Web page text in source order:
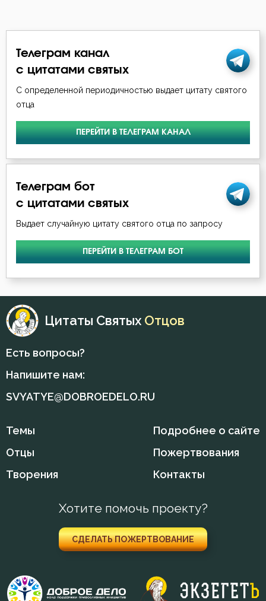
Телеграм канал
с цитатами святых
С определенной периодичностью выдает цитату святого
отца
ПЕРЕЙТИ В ТЕЛЕГРАМ КАНАЛ
Телеграм бот
с цитатами святых
Выдает случайную цитату святого отца по запросу
ПЕРЕЙТИ В ТЕЛЕГРАМ БОТ
Цитаты Святых Отцов
Есть вопросы?
Напишите нам:
SVYATYE@DOBROEDELO.RU
Темы
Отцы
Творения
Подробнее о сайте
Пожертвования
Контакты
Хотите помочь проекту?
СДЕЛАТЬ ПОЖЕРТВОВАНИЕ